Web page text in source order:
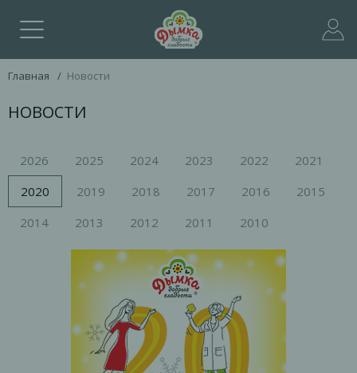
Главная / Новости
НОВОСТИ
2026 2025 2024 2023 2022
2021
2020
2019 2018 2017 2016
2015
2014
2013 2012 2011 2010